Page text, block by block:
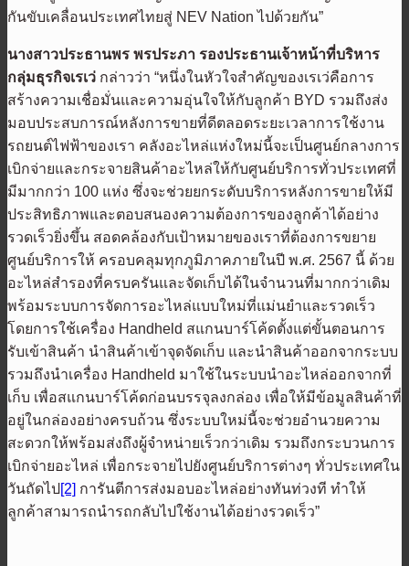
กันขับเคลื่อนประเทศไทยสู่ NEV Nation ไปด้วยกัน”
นางสาวประธานพร พรประภา รองประธานเจ้าหน้าที่บริหาร
กลุ่มธุรกิจเรเว่ กล่าวว่า “หนึ่งในหัวใจสำคัญของเรเว่คือการ
สร้างความเชื่อมั่นและความอุ่นใจให้กับลูกค้า BYD รวมถึงส่ง
มอบประสบการณ์หลังการขายที่ดีตลอดระยะเวลาการใช้งาน
รถยนต์ไฟฟ้าของเรา คลังอะไหล่แห่งใหม่นี้จะเป็นศูนย์กลางการ
เบิกจ่ายและกระจายสินค้าอะไหล่ให้กับศูนย์บริการทั่วประเทศที่
มีมากกว่า 100 แห่ง ซึ่งจะช่วยยกระดับบริการหลังการขายให้มี
ประสิทธิภาพและตอบสนองความต้องการของลูกค้าได้อย่าง
รวดเร็วยิ่งขึ้น สอดคล้องกับเป้าหมายของเราที่ต้องการขยาย
ศูนย์บริการให้ ครอบคลุมทุกภูมิภาคภายในปี พ.ศ. 2567 นี้ ด้วย
อะไหล่สำรองที่ครบครันและจัดเก็บได้ในจำนวนที่มากกว่าเดิม
พร้อมระบบการจัดการอะไหล่แบบใหม่ที่แม่นยำและรวดเร็ว
โดยการใช้เครื่อง Handheld สแกนบาร์โค้ดตั้งแต่ขั้นตอนการ
รับเข้าสินค้า นำสินค้าเข้าจุดจัดเก็บ และนำสินค้าออกจากระบบ
รวมถึงนำเครื่อง Handheld มาใช้ในระบบนำอะไหล่ออกจากที่
เก็บ เพื่อสแกนบาร์โค้ดก่อนบรรจุลงกล่อง เพื่อให้มีข้อมูลสินค้าที่
อยู่ในกล่องอย่างครบถ้วน ซึ่งระบบใหม่นี้จะช่วยอำนวยความ
สะดวกให้พร้อมส่งถึงผู้จำหน่ายเร็วกว่าเดิม รวมถึงกระบวนการ
เบิกจ่ายอะไหล่ เพื่อกระจายไปยังศูนย์บริการต่างๆ ทั่วประเทศใน
วันถัดไป [2] การันตีการส่งมอบอะไหล่อย่างทันท่วงที ทำให้
ลูกค้าสามารถนำรถกลับไปใช้งานได้อย่างรวดเร็ว”